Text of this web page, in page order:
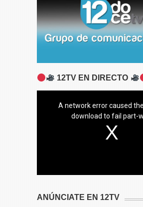
12TV EN DIRECTO
A network error caused
download to fail part-
ANÚNCIATE EN 12TV